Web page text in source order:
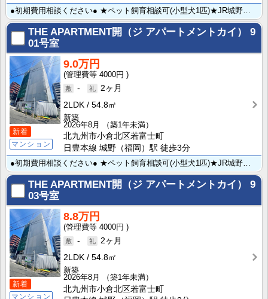
●初期費用相談ください● ★ペット飼育相談可(小型犬1匹)★JR城野駅まで徒歩3分＆北九州総合病院ま･･･
THE APARTMENT開（ジ アパートメントカイ）
9
01号室
新着
マンション
9.0万円
4000円
-
2ヶ月
2LDK
54.8㎡
新築
2026年8月
（築1年未満）
北九州市小倉北区若富士町
日豊本線 城野（福岡）駅 徒歩3分
●初期費用相談ください● ★ペット飼育相談可(小型犬1匹)★JR城野駅まで徒歩3分＆北九州総合病院ま･･･
THE APARTMENT開（ジ アパートメントカイ）
9
03号室
新着
マンション
8.8万円
4000円
-
2ヶ月
2LDK
54.8㎡
新築
2026年8月
（築1年未満）
北九州市小倉北区若富士町